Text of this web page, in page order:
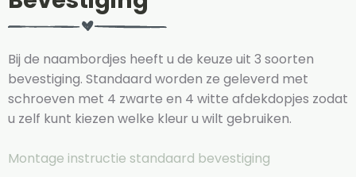
Bij de naambordjes heeft u de keuze uit 3 soorten
bevestiging. Standaard worden ze geleverd met
schroeven met 4 zwarte en 4 witte afdekdopjes zodat
u zelf kunt kiezen welke kleur u wilt gebruiken.
Montage instructie standaard bevestiging